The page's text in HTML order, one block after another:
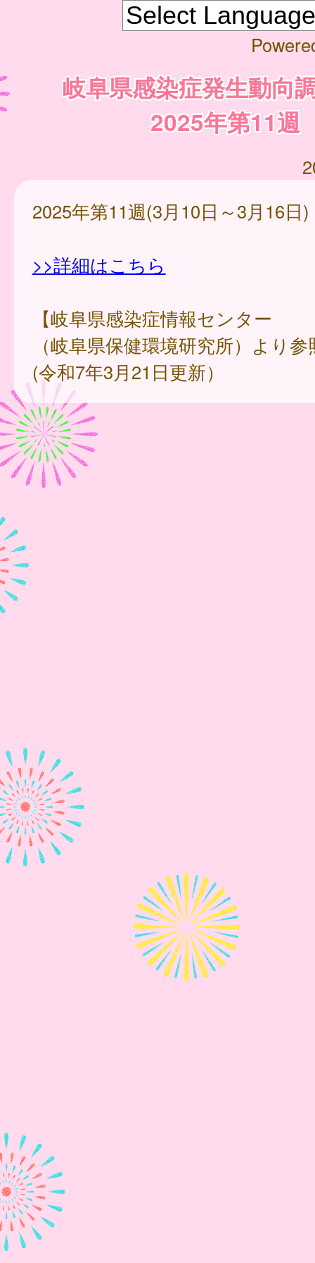
岐阜県感染症発生動向
2025年第11週
2025年第11週(3月10日～3月16日)
>>詳細はこちら
【岐阜県感染症情報センター
（岐阜県保健環境研究所）より参
(令和7年3月21日更新）